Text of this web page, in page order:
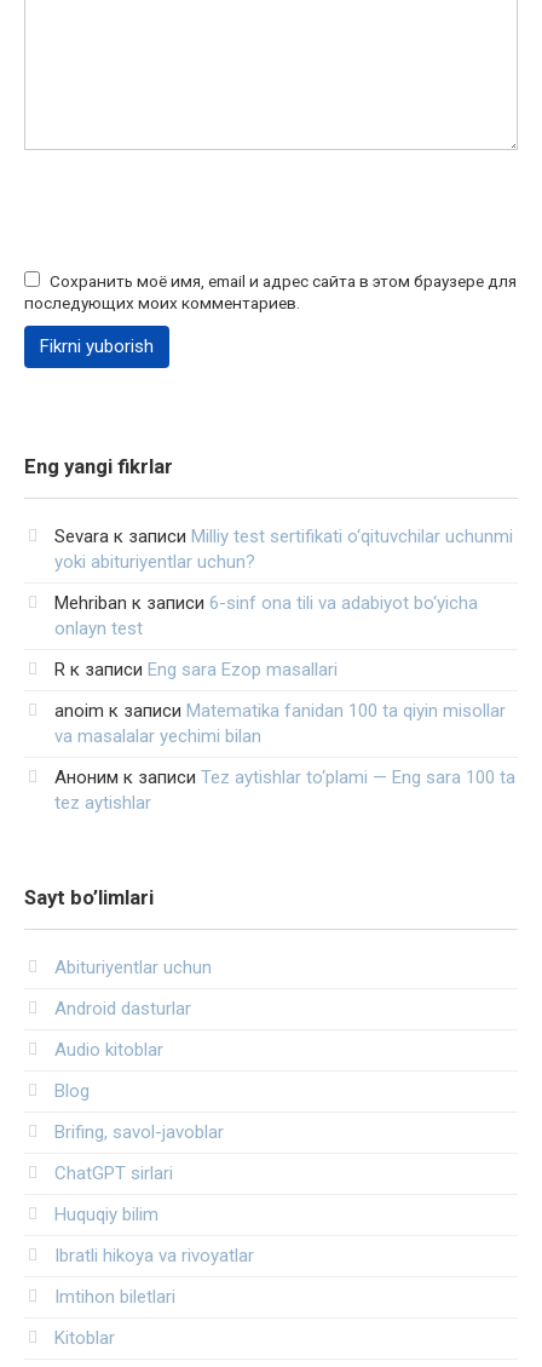
Сохранить моё имя, email и адрес сайта в этом браузере для
последующих моих комментариев.
Eng yangi fikrlar
Sevara к записи Milliy test sertifikati o‘qituvchilar uchunmi
yoki abituriyentlar uchun?
Mehriban к записи 6-sinf ona tili va adabiyot bo‘yicha
onlayn test
R к записи Eng sara Ezop masallari
anoim к записи Matematika fanidan 100 ta qiyin misollar
va masalalar yechimi bilan
Аноним к записи Tez aytishlar to‘plami — Eng sara 100 ta
tez aytishlar
Sayt bo’limlari
Abituriyentlar uchun
Android dasturlar
Audio kitoblar
Blog
Brifing, savol-javoblar
ChatGPT sirlari
Huquqiy bilim
Ibratli hikoya va rivoyatlar
Imtihon biletlari
Kitoblar